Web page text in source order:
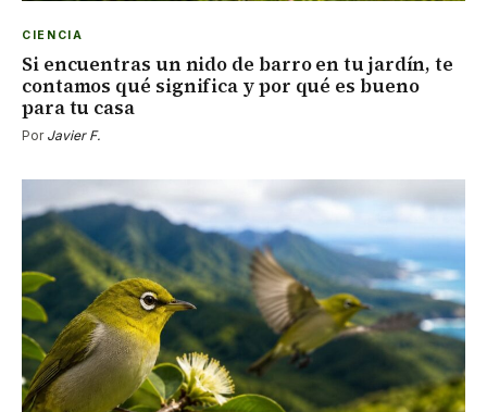
CIENCIA
Si encuentras un nido de barro en tu jardín, te
contamos qué significa y por qué es bueno
para tu casa
Por Javier F.